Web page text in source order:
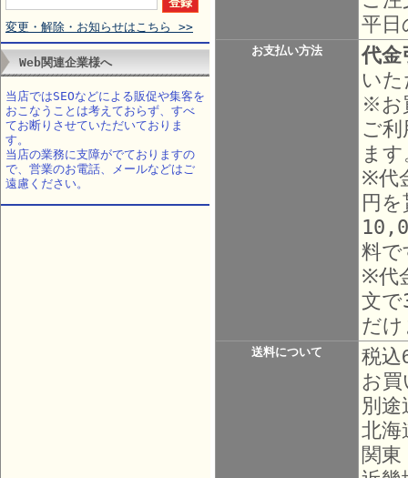
変更・解除・お知らせはこちら >>
Web関連企業様へ
当店ではSEOなどによる販促や集客を
おこなうことは考えておらず、すべ
てお断りさせていただいておりま
す。
当店の業務に支障がでておりますの
で、営業のお電話、メールなどはご
遠慮ください。
平日
お支払い方法
代金
い
※お
ご
ま
※代
円
料で
※代
文
だ
送料について
税込
お
別
北海
関東